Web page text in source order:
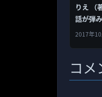
りえ （
話が弾
聞く力
2017年
コメ